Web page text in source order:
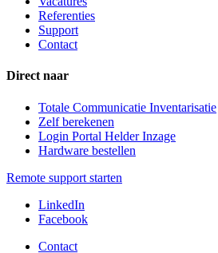
Referenties
Support
Contact
Direct naar
Totale Communicatie Inventarisatie
Zelf berekenen
Login Portal Helder Inzage
Hardware bestellen
Remote support starten
LinkedIn
Facebook
Contact